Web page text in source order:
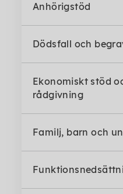
Anhörigstöd
Dödsfall och
Ekonomiskt stöd
rådgivning
Familj, barn och